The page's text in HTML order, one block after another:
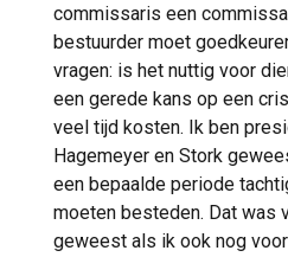
commissaris een
bestuurder moet
vragen: is het nuttig voor
een gerede kans op een
veel tijd kosten. Ik ben
Hagemeyer en Stork
een bepaalde periode
moeten besteden. Dat was
geweest als ik ook nog